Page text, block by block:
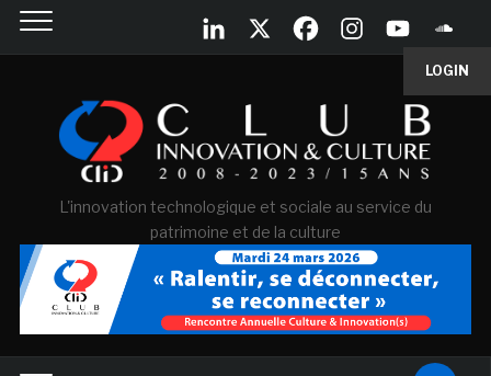
LOGIN
L'innovation technologique et sociale au service du
patrimoine et de la culture